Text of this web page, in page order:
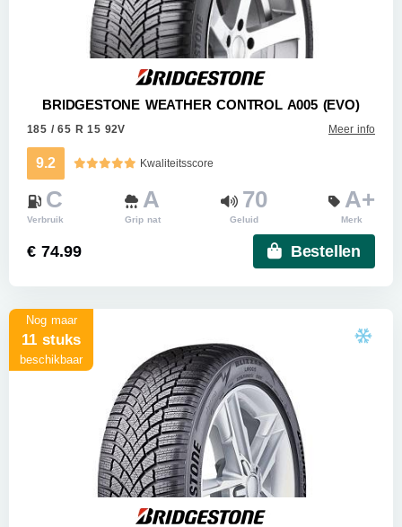
BRIDGESTONE WEATHER CONTROL A005 (EVO)
185 / 65 R 15 92V Meer info
9.2 Kwaliteitsscore
C
Verbruik
A
Grip nat
70
Geluid
A+
Merk
€ 74.99 Bestellen
Nog maar
11 stuks
beschikbaar